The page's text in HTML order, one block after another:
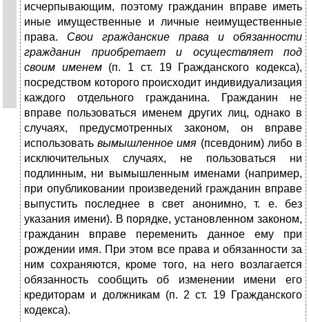
исчерпывающим, поэтому гражданин вправе иметь
иные имущественные и личные неимущественные
права. Свои гражданские права и обязанности
гражданин приобретает и осуществляет под
своим именем(п. 1 ст. 19 Гражданского кодекса),
посредством которого происходит индивидуализация
каждого отдельного гражданина. Гражданин не
вправе пользоваться именем других лиц, однако в
случаях, предусмотренных законом, он вправе
использоватьвымышленное имя (псевдоним) либо в
исключительных случаях, не пользоваться ни
подлинным, ни вымышленным именами (например,
при опубликовании произведений гражданин вправе
выпустить последнее в свет анонимно, т. е. без
указания имени). В порядке, установленном законом,
гражданин вправе переменить данное ему при
рождении имя. При этом все права и обязанности за
ним сохраняются, кроме того, на него возлагается
обязанность сообщить об изменении имени его
кредиторам и должникам (п. 2 ст. 19 Гражданского
кодекса).